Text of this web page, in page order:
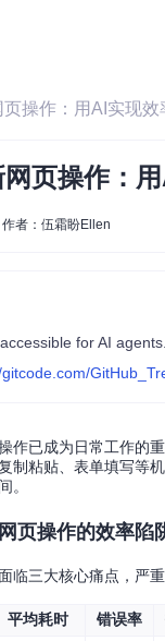
操作：用AI实现
页操作：
作者：伍霜盼Ellen
for AI
作已成为日常工作的
制粘贴、表单填写等
。
页操作的效率陷
临三大核心痛点，严
平均耗时 错误率